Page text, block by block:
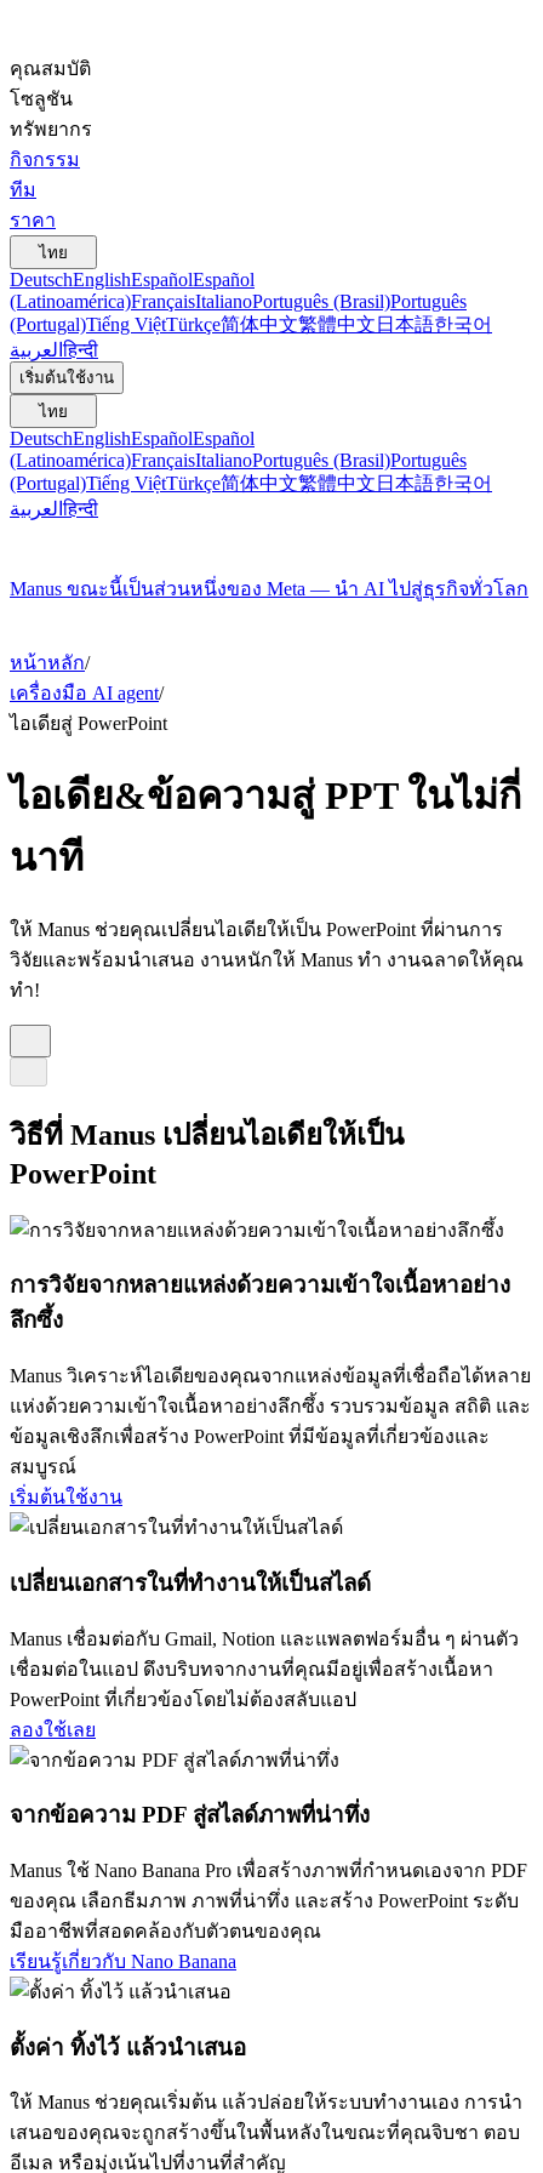
คุณสมบัติ
โซลูชัน
ทรัพยากร
กิจกรรม
ทีม
ราคา
ไทย
DeutschEnglishEspañolEspañol
(Latinoamérica)FrançaisItalianoPortuguês (Brasil)Português
(Portugal)Tiếng ViệtTürkçe简体中文繁體中文 日本語한국어
العربيةहिन्दी
เริ่มต้นใช้งาน
ไทย
DeutschEnglishEspañolEspañol
(Latinoamérica)FrançaisItalianoPortuguês (Brasil)Português
(Portugal)Tiếng ViệtTürkçe简体中文繁體中文 日本語한국어
العربيةहिन्दी
Manus ขณะนี้เป็นส่วนหนึ่งของ Meta — นำ AI ไปสู่ธุรกิจทั่วโลก
หน้าหลัก/
เครื่องมือ AI agent/
ไอเดียสู่ PowerPoint
ไอเดีย&ข้อความสู่ PPT ในไม่กี่
นาที
ให้ Manus ช่วยคุณเปลี่ยนไอเดียให้เป็น PowerPoint ที่ผ่านการ
วิจัยและพร้อมนำเสนอ งานหนักให้ Manus ทำ งานฉลาดให้คุณ
ทำ!
วิธีที่ Manus เปลี่ยนไอเดียให้เป็น
PowerPoint
การวิจัยจากหลายแหล่งด้วยความเข้าใจเนื้อหาอย่าง
ลึกซึ้ง
Manus วิเคราะห์ไอเดียของคุณจากแหล่งข้อมูลที่เชื่อถือได้หลาย
แห่งด้วยความเข้าใจเนื้อหาอย่างลึกซึ้ง รวบรวมข้อมูล สถิติ และ
ข้อมูลเชิงลึกเพื่อสร้าง PowerPoint ที่มีข้อมูลที่เกี่ยวข้องและ
สมบูรณ์
เริ่มต้นใช้งาน
เปลี่ยนเอกสารในที่ทำงานให้เป็นสไลด์
Manus เชื่อมต่อกับ Gmail, Notion และแพลตฟอร์มอื่น ๆ ผ่านตัว
เชื่อมต่อในแอป ดึงบริบทจากงานที่คุณมีอยู่เพื่อสร้างเนื้อหา
PowerPoint ที่เกี่ยวข้องโดยไม่ต้องสลับแอป
ลองใช้เลย
จากข้อความ PDF สู่สไลด์ภาพที่น่าทึ่ง
Manus ใช้ Nano Banana Pro เพื่อสร้างภาพที่กำหนดเองจาก PDF
ของคุณ เลือกธีมภาพ ภาพที่น่าทึ่ง และสร้าง PowerPoint ระดับ
มืออาชีพที่สอดคล้องกับตัวตนของคุณ
เรียนรู้เกี่ยวกับ Nano Banana
ตั้งค่า ทิ้งไว้ แล้วนำเสนอ
ให้ Manus ช่วยคุณเริ่มต้น แล้วปล่อยให้ระบบทำงานเอง การนำ
เสนอของคุณจะถูกสร้างขึ้นในพื้นหลังในขณะที่คุณจิบชา ตอบ
อีเมล หรือมุ่งเน้นไปที่งานที่สำคัญ